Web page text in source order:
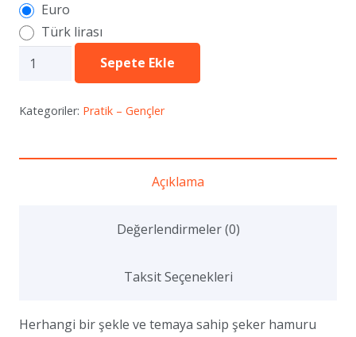
Euro
Türk lirası
JP14
Pastası
Sepete Ekle
Kategoriler: Pratik – Gençler
Açıklama
Değerlendirmeler (0)
Taksit Seçenekleri
Herhangi bir şekle ve temaya sahip şeker hamuru